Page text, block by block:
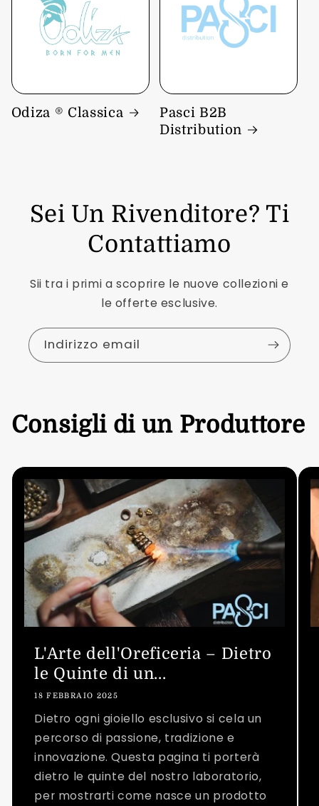
Odiza ® Classica
Pasci B2B
Distribution
Sei Un Rivenditore? Ti
Contattiamo
Sii tra i primi a scoprire le nuove collezioni e
le offerte esclusive.
Indirizzo email
Consigli di un Produttore
L'Arte dell'Oreficeria – Dietro
le Quinte di un...
18 FEBBRAIO 2025
Dietro ogni gioiello esclusivo si cela un
percorso di passione, tradizione e
innovazione. Questa pagina ti porterà
dietro le quinte del nostro laboratorio,
per mostrarti come nasce un prodotto